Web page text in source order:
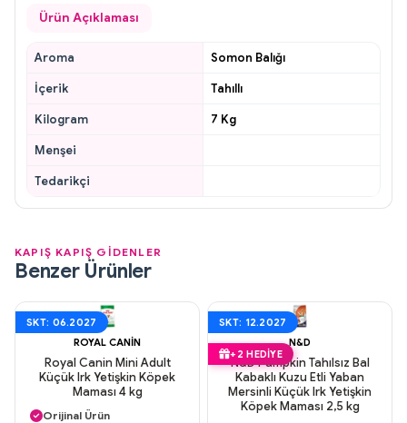
Ürün Açıklaması
Aroma
Somon Balığı
İçerik
Tahıllı
Kilogram
7 Kg
Menşei
Tedarikçi
KAPIŞ KAPIŞ GİDENLER
Benzer Ürünler
SKT: 06.2027
ROYAL CANIN
Royal Canin Mini Adult
Küçük Irk Yetişkin Köpek
Maması 4 kg
Aynı Gün Kargo
Orijinal Ürün
SKT: 12.2027
+2 HEDIYE
N&D
N&D Pumpkin Tahılsız Bal
Kabaklı Kuzu Etli Yaban
Mersinli Küçük Irk Yetişkin
Köpek Maması 2,5 kg